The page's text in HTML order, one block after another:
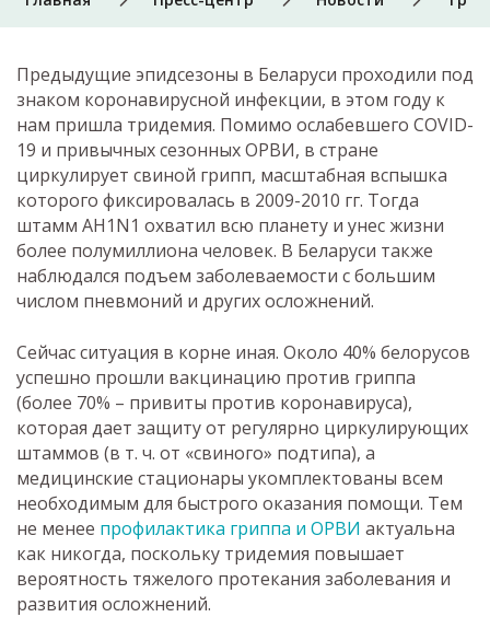
Предыдущие эпидсезоны в Беларуси проходили под
знаком коронавирусной инфекции, в этом году к
нам пришла тридемия. Помимо ослабевшего COVID-
19 и привычных сезонных ОРВИ, в стране
циркулирует свиной грипп, масштабная вспышка
которого фиксировалась в 2009-2010 гг. Тогда
штамм АH1N1 охватил всю планету и унес жизни
более полумиллиона человек. В Беларуси также
наблюдался подъем заболеваемости с большим
числом пневмоний и других осложнений.
Сейчас ситуация в корне иная. Около 40% белорусов
успешно прошли вакцинацию против гриппа
(более 70% – привиты против коронавируса),
которая дает защиту от регулярно циркулирующих
штаммов (в т. ч. от «свиного» подтипа), а
медицинские стационары укомплектованы всем
необходимым для быстрого оказания помощи. Тем
не менее профилактика гриппа и ОРВИ актуальна
как никогда, поскольку тридемия повышает
вероятность тяжелого протекания заболевания и
развития осложнений.